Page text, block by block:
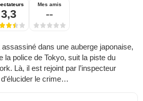
3,3
Mes amis
--
assassiné dans une auberge japonaise,
la police de Tokyo, suit la piste du
Là, il est rejoint par l’inspecteur
le crime…